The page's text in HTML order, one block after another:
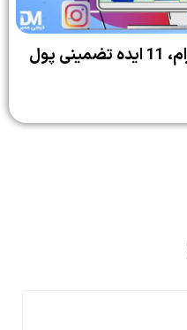
آموزش کسب درآمد از اینستاگرام، 11 ایده تضمینی پول